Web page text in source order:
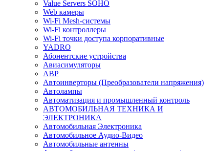
Value Servers SOHO
Web камеры
Wi-Fi Mesh-системы
Wi-Fi контроллеры
Wi-Fi точки доступа корпоративные
YADRO
Абонентские устройства
Авиасимуляторы
АВР
Автоинверторы (Преобразователи напряжения)
Автолампы
Автоматизация и промышленный контроль
АВТОМОБИЛЬНАЯ ТЕХНИКА И
ЭЛЕКТРОНИКА
Автомобильная Электроника
Автомобильное Аудио-Видео
Автомобильные антенны